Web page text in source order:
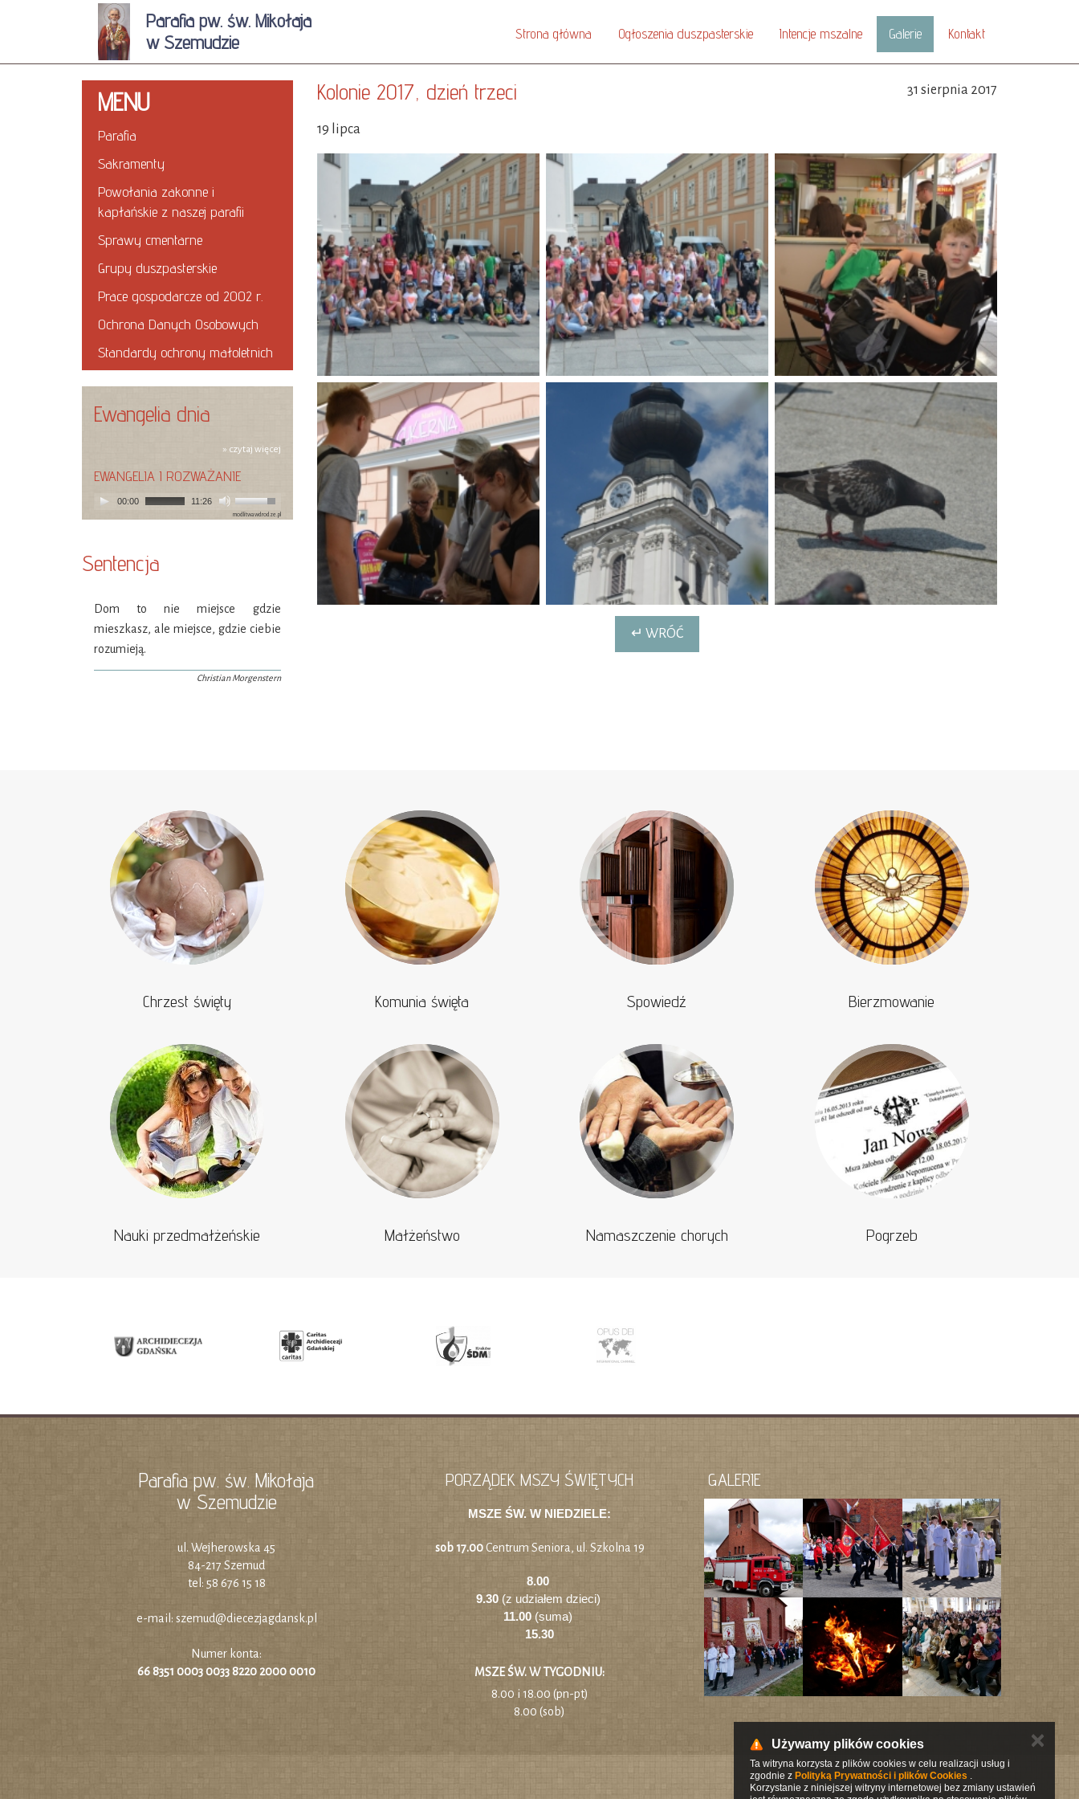
Parafia pw. św. Mikołaja
w Szemudzie
Strona główna Ogłoszenia duszpasterskie Intencje mszalne Galerie Kontakt
MENU
Parafia
Sakramenty
Powołania zakonne i
kapłańskie z naszej parafii
Sprawy cmentarne
Grupy duszpasterskie
Prace gospodarcze od 2002 r.
Ochrona Danych Osobowych
Standardy ochrony małoletnich
Ewangelia dnia
» czytaj więcej
EWANGELIA I ROZWAŻANIE
00:00 11:26
modlitwawdrodze.pl
Sentencja
Dom to nie miejsce gdzie
mieszkasz, ale miejsce, gdzie ciebie
rozumieją.
Christian Morgenstern
31 sierpnia 2017
Kolonie 2017, dzień trzeci
19 lipca
↵ WRÓĆ
Chrzest święty Komunia święta Spowiedź Bierzmowanie
Nauki przedmałżeńskie Małżeństwo Namaszczenie chorych Pogrzeb
Parafia pw. św. Mikołaja
w Szemudzie
ul. Wejherowska 45
84-217 Szemud
tel: 58 676 15 18
e-mail: szemud@diecezjagdansk.pl
Numer konta:
66 8351 0003 0033 8220 2000 0010
PORZĄDEK MSZY ŚWIĘTYCH
MSZE ŚW. W NIEDZIELE:
sob 17.00Centrum Seniora, ul. Szkolna 19
8.00
9.30(z udziałem dzieci)
11.00 (suma)
15.30
MSZE ŚW. W TYGODNIU:
8.00 i 18.00 (pn-pt)
8.00 (sob)
GALERIE
Używamy plików cookies
Ta witryna korzysta z plików cookies w celu realizacji usług i
zgodnie z Polityką Prywatności i plików Cookies .
Korzystanie z niniejszej witryny internetowej bez zmiany ustawień
✕